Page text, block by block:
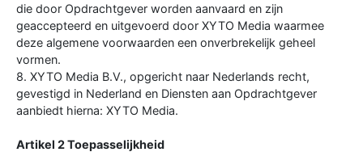
die door Opdrachtgever worden aanvaard en zijn
geaccepteerd en uitgevoerd door XYTO Media waarmee
deze algemene voorwaarden een onverbrekelijk geheel
vormen.
8. XYTO Media B.V., opgericht naar Nederlands recht,
gevestigd in Nederland en Diensten aan Opdrachtgever
aanbiedt hierna: XYTO Media.
Artikel 2 Toepasselijkheid